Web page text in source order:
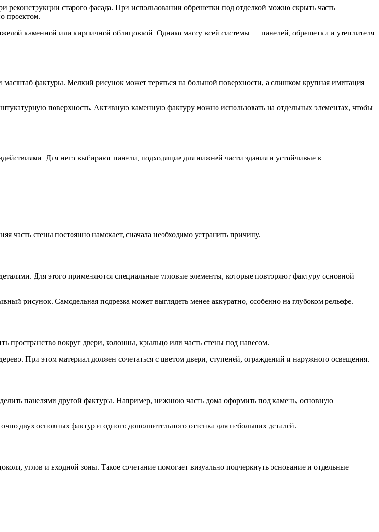
реконструкции старого фасада. При использовании обрешетки под отделкой можно скрыть часть
проектом.
каменной или кирпичной облицовкой. Однако массу всей системы — панелей, обрешетки и утеплителя
фактуры. Мелкий рисунок может теряться на большой поверхности, а слишком крупная имитация
поверхность. Активную каменную фактуру можно использовать на отдельных элементах, чтобы
Для него выбирают панели, подходящие для нижней части здания и устойчивые к
часть стены постоянно намокает, сначала необходимо устранить причину.
Для этого применяются специальные угловые элементы, которые повторяют фактуру основной
рисунок. Самодельная подрезка может выглядеть менее аккуратно, особенно на глубоком рельефе.
пространство вокруг двери, колонны, крыльцо или часть стены под навесом.
При этом материал должен сочетаться с цветом двери, ступеней, ограждений и наружного освещения.
панелями другой фактуры. Например, нижнюю часть дома оформить под камень, основную
двух основных фактур и одного дополнительного оттенка для небольших деталей.
углов и входной зоны. Такое сочетание помогает визуально подчеркнуть основание и отдельные